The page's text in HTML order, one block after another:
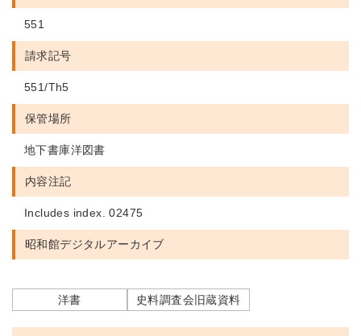
551
請求記号
551/Th5
保管場所
地下書庫洋図書
内容注記
Includes index. 02475
昭和館デジタルアーカイブ
洋書 史料調査会旧蔵資料